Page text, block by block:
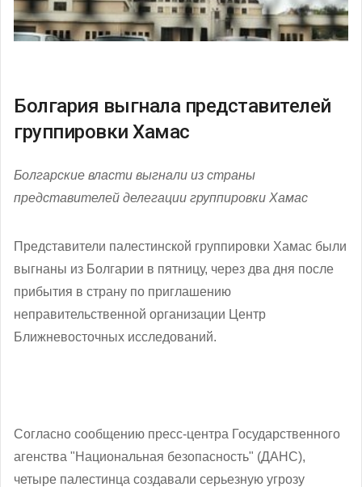
Болгария выгнала представителей
группировки Хамас
Болгарские власти выгнали из страны
представителей делегации группировки Хамас
Представители палестинской группировки Хамас были
выгнаны из Болгарии в пятницу, через два дня после
прибытия в страну по приглашению
неправительственной организации Центр
Ближневосточных исследований.
Согласно сообщению пресс-центра Государственного
агенства "Национальная безопасность" (ДАНС),
четыре палестинца создавали серьезную угрозу